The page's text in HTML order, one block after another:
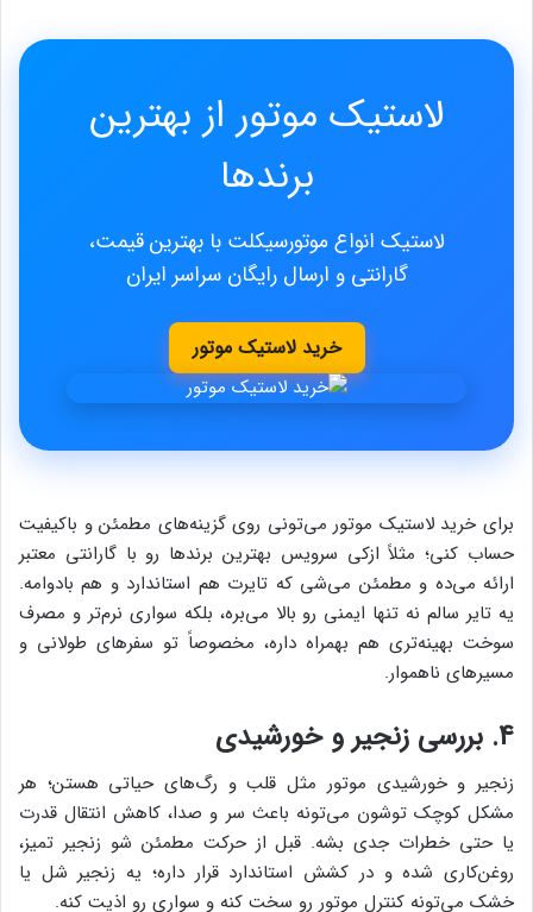
لاستیک موتور از بهترین
برند‌ها
لاستیک انواع موتورسیکلت با بهترین قیمت،
گارانتی و ارسال رایگان سراسر ایران
خرید لاستیک موتور
برای خرید لاستیک موتور می‌تونی روی گزینه‌های مطمئن و باکیفیت
حساب کنی؛ مثلاً ازکی سرویس بهترین برندها رو با گارانتی معتبر
ارائه می‌ده و مطمئن می‌شی که تایرت هم استاندارد و هم بادوامه.
یه تایر سالم نه تنها ایمنی رو بالا می‌بره، بلکه سواری نرم‌تر و مصرف
سوخت بهینه‌تری هم بهمراه داره، مخصوصاً تو سفرهای طولانی و
مسیرهای ناهموار.
4. بررسی زنجیر و خورشیدی
زنجیر و خورشیدی موتور مثل قلب و رگ‌های حیاتی هستن؛ هر
مشکل کوچک توشون می‌تونه باعث سر و صدا، کاهش انتقال قدرت
یا حتی خطرات جدی بشه. قبل از حرکت مطمئن شو زنجیر تمیز،
روغن‌کاری شده و در کشش استاندارد قرار داره؛ یه زنجیر شل یا
خشک می‌تونه کنترل موتور رو سخت کنه و سواری رو اذیت کنه.